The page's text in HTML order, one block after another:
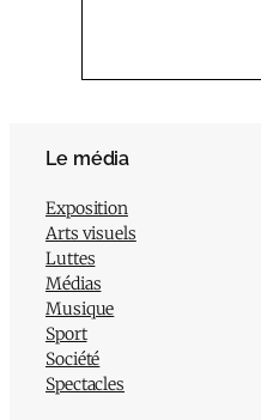
Le média
Exposition
Arts visuels
Luttes
Médias
Musique
Sport
Société
Spectacles